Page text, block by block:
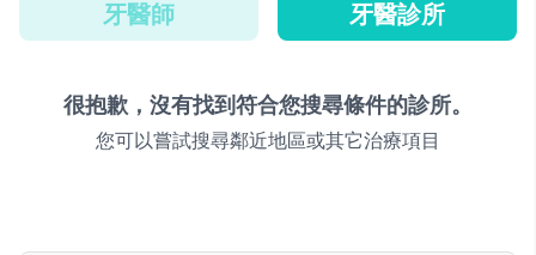
牙醫師 牙醫診所
很抱歉，沒有找到符合您搜尋條件的診所。
您可以嘗試搜尋鄰近地區或其它治療項目